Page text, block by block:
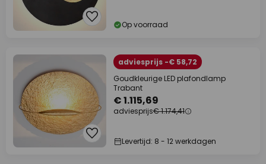
Op voorraad
adviesprijs -€ 58,72
Goudkleurige LED plafondlamp
Trabant
€ 1.115,69
adviesprijs€ 1.174,41
Levertijd: 8 - 12 werkdagen